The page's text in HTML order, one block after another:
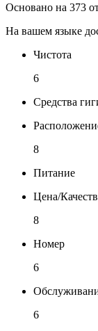
Основано на 373
На вашем языке
Чистота
6
Средства
8
Питание
Цена/
8
Номер
6
6